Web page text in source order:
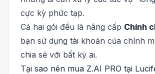
cực kỳ phức tạp.
Cả hai gói đều là nâng cấp Chính
bạn sử dụng tài khoản của chính
chia sẻ với bất kỳ ai.
Tại sao nên mua Z.AI PRO tại